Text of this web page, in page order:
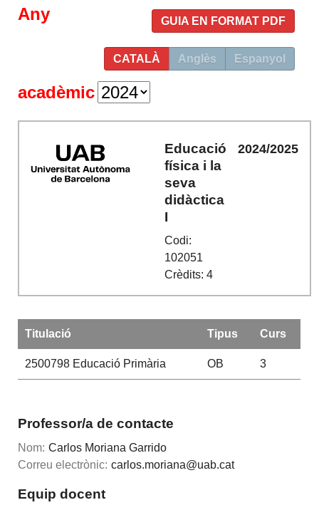
GUIA EN FORMAT PDF
CATALÀ Anglès Espanyol
Any
acadèmic
Educació
física i la
seva
didàctica
I
Codi:
102051
Crèdits: 4
2024/2025
Titulació Tipus Curs
2500798Educació Primària OB 3
Professor/a de contacte
Nom: Carlos Moriana Garrido
Correu electrònic: carlos.moriana@uab.cat
Equip docent